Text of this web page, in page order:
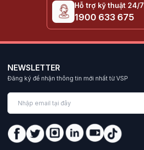
Hỗ trợ kỹ thuật 24/7
1900 633 675
NEWSLETTER
Đăng ký để nhận thông tin mới nhất từ VSP